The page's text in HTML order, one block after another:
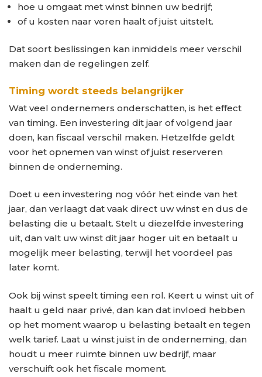
hoe u omgaat met winst binnen uw bedrijf;
of u kosten naar voren haalt of juist uitstelt.
Dat soort beslissingen kan inmiddels meer verschil
maken dan de regelingen zelf.
Timing wordt steeds belangrijker
Wat veel ondernemers onderschatten, is het effect
van timing. Een investering dit jaar of volgend jaar
doen, kan fiscaal verschil maken. Hetzelfde geldt
voor het opnemen van winst of juist reserveren
binnen de onderneming.
Doet u een investering nog vóór het einde van het
jaar, dan verlaagt dat vaak direct uw winst en dus de
belasting die u betaalt. Stelt u diezelfde investering
uit, dan valt uw winst dit jaar hoger uit en betaalt u
mogelijk meer belasting, terwijl het voordeel pas
later komt.
Ook bij winst speelt timing een rol. Keert u winst uit of
haalt u geld naar privé, dan kan dat invloed hebben
op het moment waarop u belasting betaalt en tegen
welk tarief. Laat u winst juist in de onderneming, dan
houdt u meer ruimte binnen uw bedrijf, maar
verschuift ook het fiscale moment.